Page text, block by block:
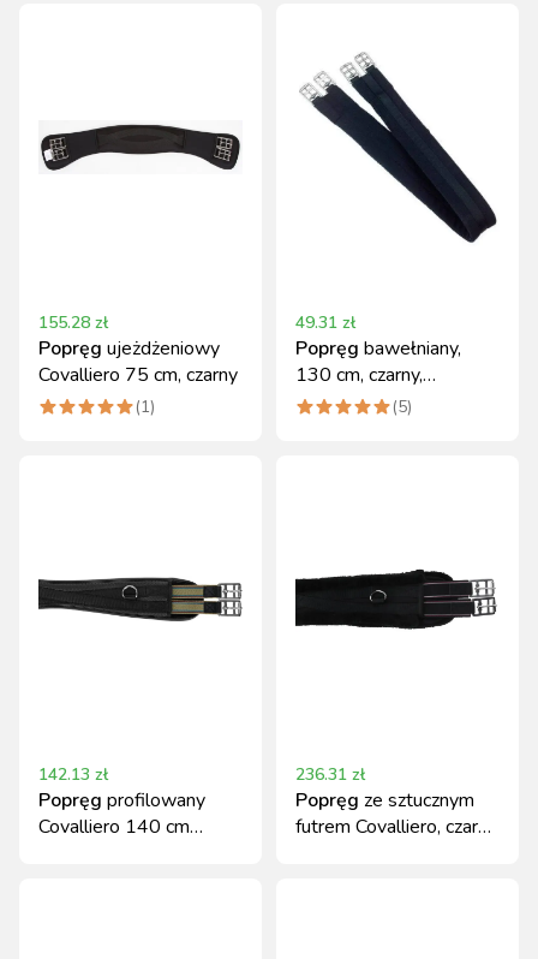
155.28 zł
Popręg ujeżdżeniowy
Covalliero 75 cm, czarny
(1)
49.31 zł
Popręg bawełniany,
130 cm, czarny,
Covalliero
(5)
142.13 zł
Popręg profilowany
Covalliero 140 cm
236.31 zł
Popręg ze sztucznym
futrem Covalliero, czarny,